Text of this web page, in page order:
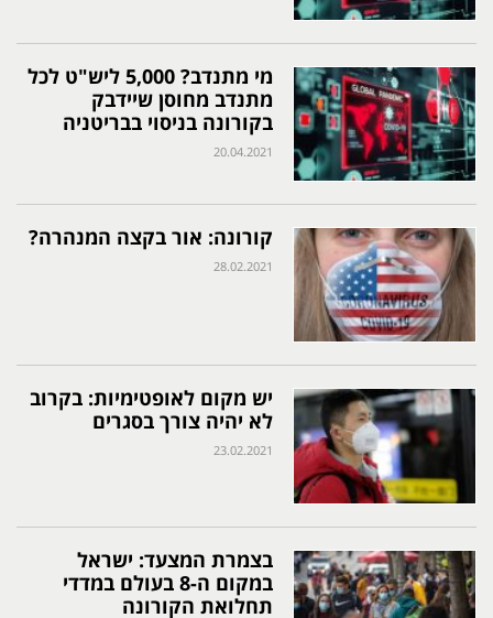
מי מתנדב? 5,000 ליש"ט לכל
מתנדב מחוסן שיידבק
בקורונה בניסוי בבריטניה
20.04.2021
קורונה: אור בקצה המנהרה?
28.02.2021
יש מקום לאופטימיות: בקרוב
לא יהיה צורך בסגרים
23.02.2021
בצמרת המצעד: ישראל
במקום ה-8 בעולם במדדי
תחלואת הקורונה